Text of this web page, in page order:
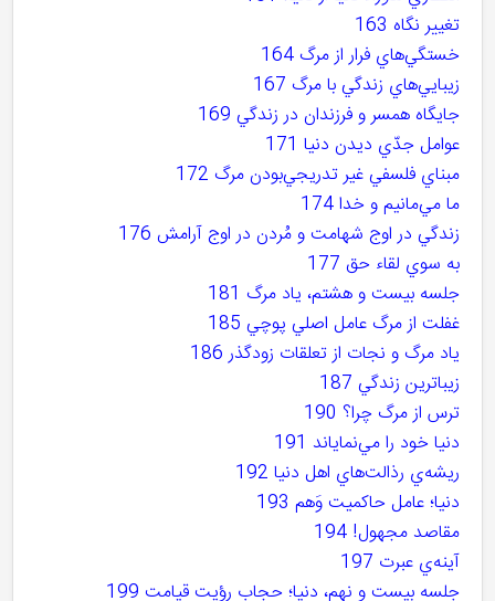
تغيير نگاه 163
خستگي‌هاي فرار از مرگ 164
زيبايي‌هاي زندگي با مرگ 167
جايگاه همسر و فرزندان در زندگي 169
عوامل جدّي ديدن دنيا 171
مبناي فلسفي غير تدريجي‌بودن مرگ 172
ما مي‌مانيم و خدا 174
زندگي در اوج شهامت و مُردن در اوج آرامش 176
به سوي لقاء حق 177
جلسه بيست و هشتم، ياد مرگ 181
غفلت از مرگ عامل اصلي پوچي 185
ياد مرگ و نجات از تعلقات زودگذر 186
زيباترين زندگي 187
ترس از مرگ چرا؟ 190
دنيا خود را مي‌نماياند 191
ريشه‌ي رذالت‌هاي اهل دنيا 192
دنيا؛ عامل حاکميت وَهم 193
مقاصد مجهول! 194
آينه‌ي عبرت 197
جلسه بيست و نهم، دنيا؛ حجاب رؤيت قيامت 199